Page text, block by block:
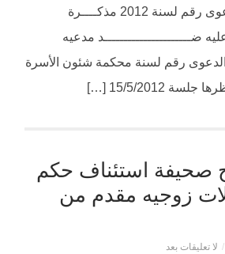
الأسرة بمطوبس الدعوى رقم لسنة 2012 مذكــــرة
ضــــــــــــــــــــــد مدعيه
الدعوى رقم لسنة محكمة شئون الأسرة
15/5/2012 […]
صحيفة استئناف حكم
زوجيه مقدم من
/ لا تعليقات بعد